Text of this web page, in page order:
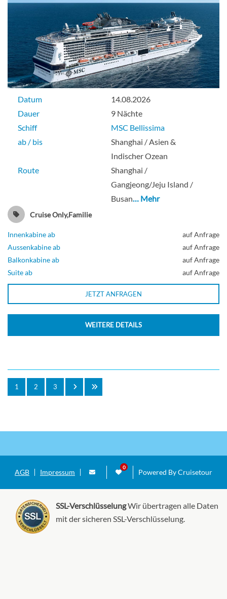
Datum
14.08.2026
Dauer
9 Nächte
Schiff
MSC Bellissima
ab / bis
Shanghai / Asien &
Indischer Ozean
Route
Shanghai /
Gangjeong/Jeju Island /
Busan… Mehr
Cruise Only,Familie
Innenkabine ab
auf Anfrage
Aussenkabine ab
auf Anfrage
Balkonkabine ab
auf Anfrage
Suite ab
auf Anfrage
JETZT ANFRAGEN
WEITERE DETAILS
1 2 3
AGB Impressum Powered By Cruisetour
SSL-VerschlüsselungWir übertragen alle Daten
mit der sicheren SSL-Verschlüsselung.